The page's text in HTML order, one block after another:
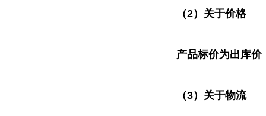
（2）关于价格
产品标价为出库
（3）关于物流